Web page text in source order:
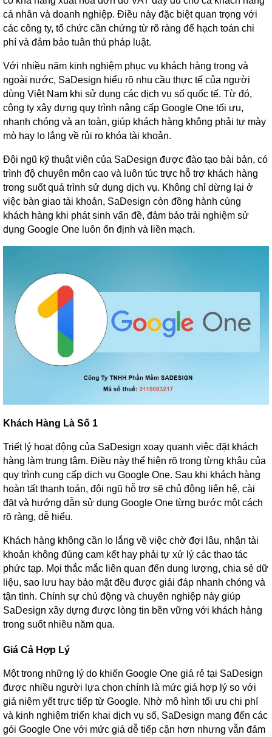
cá nhân và doanh nghiệp. Điều này đặc biệt quan trọng với
các công ty, tổ chức cần chứng từ rõ ràng để hạch toán chi
phí và đảm bảo tuân thủ pháp luật.
Với nhiều năm kinh nghiệm phục vụ khách hàng trong và
ngoài nước, SaDesign hiểu rõ nhu cầu thực tế của người
dùng Việt Nam khi sử dụng các dịch vụ số quốc tế. Từ đó,
công ty xây dựng quy trình nâng cấp Google One tối ưu,
nhanh chóng và an toàn, giúp khách hàng không phải tự mày
mò hay lo lắng về rủi ro khóa tài khoản.
Đội ngũ kỹ thuật viên của SaDesign được đào tạo bài bản, có
trình độ chuyên môn cao và luôn túc trực hỗ trợ khách hàng
trong suốt quá trình sử dụng dịch vụ. Không chỉ dừng lại ở
việc bàn giao tài khoản, SaDesign còn đồng hành cùng
khách hàng khi phát sinh vấn đề, đảm bảo trải nghiệm sử
dụng Google One luôn ổn định và liền mạch.
Khách Hàng Là Số 1
Triết lý hoạt động của SaDesign xoay quanh việc đặt khách
hàng làm trung tâm. Điều này thể hiện rõ trong từng khâu của
quy trình cung cấp dịch vụ Google One. Sau khi khách hàng
hoàn tất thanh toán, đội ngũ hỗ trợ sẽ chủ động liên hệ, cài
đặt và hướng dẫn sử dụng Google One từng bước một cách
rõ ràng, dễ hiểu.
Khách hàng không cần lo lắng về việc chờ đợi lâu, nhận tài
khoản không đúng cam kết hay phải tự xử lý các thao tác
phức tạp. Mọi thắc mắc liên quan đến dung lượng, chia sẻ dữ
liệu, sao lưu hay bảo mật đều được giải đáp nhanh chóng và
tận tình. Chính sự chủ động và chuyên nghiệp này giúp
SaDesign xây dựng được lòng tin bền vững với khách hàng
trong suốt nhiều năm qua.
Giá Cả Hợp Lý
Một trong những lý do khiến Google One giá rẻ tại SaDesign
được nhiều người lựa chọn chính là mức giá hợp lý so với
giá niêm yết trực tiếp từ Google. Nhờ mô hình tối ưu chi phí
và kinh nghiệm triển khai dịch vụ số, SaDesign mang đến các
gói Google One với mức giá dễ tiếp cận hơn nhưng vẫn đảm